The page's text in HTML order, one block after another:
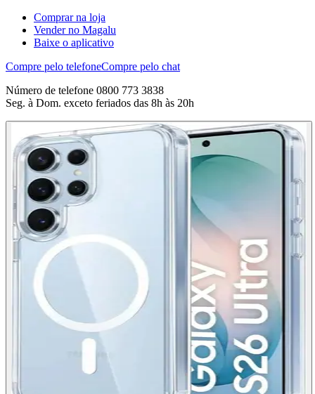
Comprar na loja
Vender no Magalu
Baixe o aplicativo
Compre pelo telefoneCompre pelo chat
Número de telefone 0800 773 3838
Seg. à Dom. exceto feriados das 8h às 20h